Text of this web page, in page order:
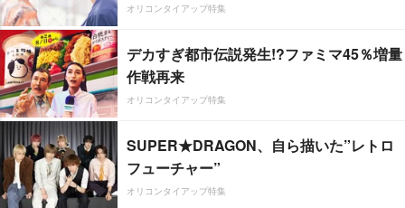
オリコンタイアップ特集
デカすぎ都市伝説発生!?ファミマ45％増量
作戦再来
オリコンタイアップ特集
SUPER★DRAGON、自ら描いた”レトロ
フューチャー”
オリコンタイアップ特集